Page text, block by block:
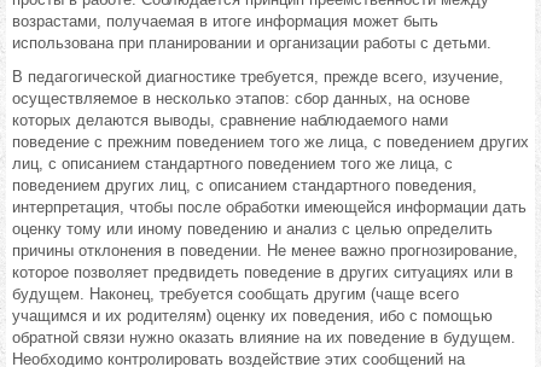
возрастами, получаемая в итоге информация может быть
использована при планировании и организации работы с детьми.
В педагогической диагностике требуется, прежде всего, изучение,
осуществляемое в несколько этапов: сбор данных, на основе
которых делаются выводы, сравнение наблюдаемого нами
поведение с прежним поведением того же лица, с поведением других
лиц, с описанием стандартного поведением того же лица, с
поведением других лиц, с описанием стандартного поведения,
интерпретация, чтобы после обработки имеющейся информации дать
оценку тому или иному поведению и анализ с целью определить
причины отклонения в поведении. Не менее важно прогнозирование,
которое позволяет предвидеть поведение в других ситуациях или в
будущем. Наконец, требуется сообщать другим (чаще всего
учащимся и их родителям) оценку их поведения, ибо с помощью
обратной связи нужно оказать влияние на их поведение в будущем.
Необходимо контролировать воздействие этих сообщений на